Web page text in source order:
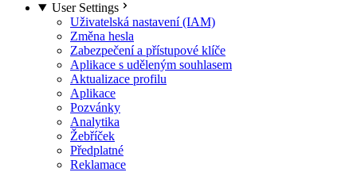
User Settings
Uživatelská nastavení (IAM)
Změna hesla
Zabezpečení a přístupové klíče
Aplikace s uděleným souhlasem
Aktualizace profilu
Aplikace
Pozvánky
Analytika
Žebříček
Předplatné
Reklamace